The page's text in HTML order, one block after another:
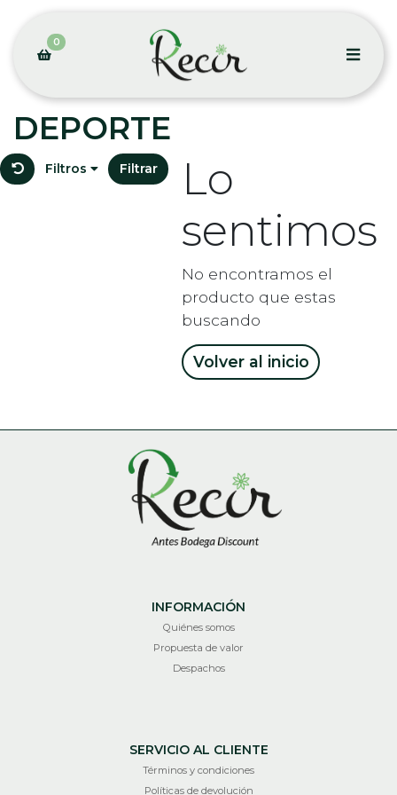
0
DEPORTE
Filtros Filtrar
Lo
sentimos
No encontramos el
producto que estas
buscando
Volver al inicio
INFORMACIÓN
Quiénes somos
Propuesta de valor
Despachos
SERVICIO AL CLIENTE
Términos y condiciones
Políticas de devolución